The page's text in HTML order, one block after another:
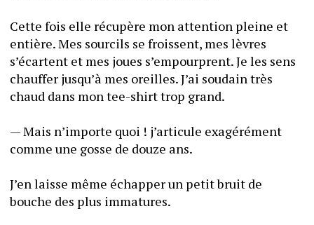
Cette fois elle récupère mon attention pleine et
entière. Mes sourcils se froissent, mes lèvres
s’écartent et mes joues s’empourprent. Je les sens
chauffer jusqu’à mes oreilles. J’ai soudain très
— Mais n’importe quoi ! j’articule exagérément
J’en laisse même échapper un petit bruit de